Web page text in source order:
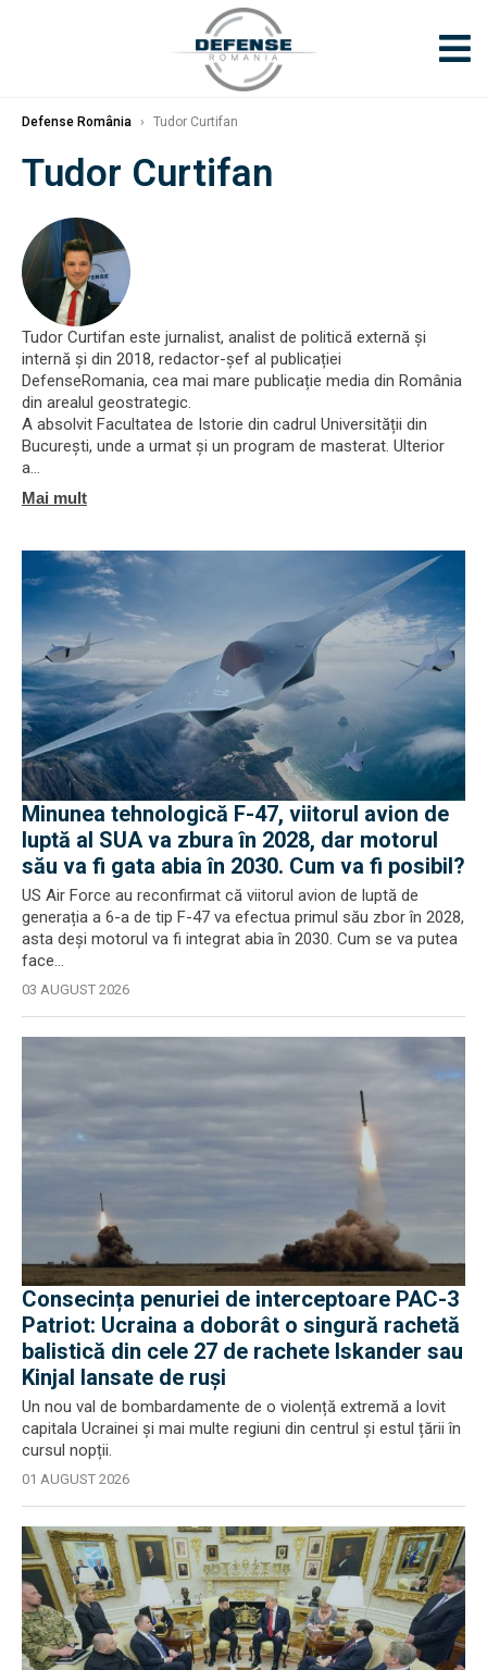
Defense România › Tudor Curtifan
Tudor Curtifan
Tudor Curtifan este jurnalist, analist de politică externă și
internă și din 2018, redactor-șef al publicației
DefenseRomania, cea mai mare publicație media din România
din arealul geostrategic.
A absolvit Facultatea de Istorie din cadrul Universității din
București, unde a urmat și un program de masterat. Ulterior
a…
Mai mult
Minunea tehnologică F-47, viitorul avion de
luptă al SUA va zbura în 2028, dar motorul
său va fi gata abia în 2030. Cum va fi posibil?
US Air Force au reconfirmat că viitorul avion de luptă de
generația a 6-a de tip F-47 va efectua primul său zbor în 2028,
asta deși motorul va fi integrat abia în 2030. Cum se va putea
face...
03 AUGUST 2026
Consecința penuriei de interceptoare PAC-3
Patriot: Ucraina a doborât o singură rachetă
balistică din cele 27 de rachete Iskander sau
Kinjal lansate de ruși
Un nou val de bombardamente de o violență extremă a lovit
capitala Ucrainei și mai multe regiuni din centrul și estul țării în
cursul nopții.
01 AUGUST 2026